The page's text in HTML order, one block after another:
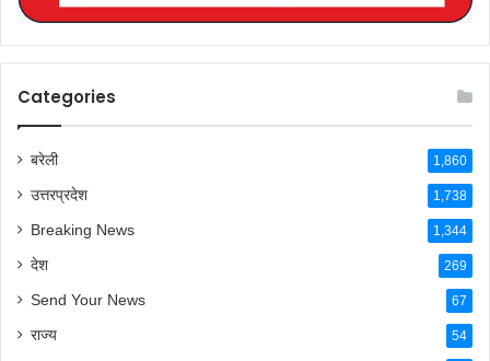
Categories
बरेली 1,860
उत्तरप्रदेश 1,738
Breaking News 1,344
देश 269
Send Your News 67
राज्य 54